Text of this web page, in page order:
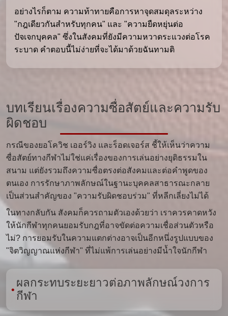
อย่างไรก็ตาม ความท้าทายคือการหาจุดสมดุลระหว่าง
"กฎเดียวกันสำหรับทุกคน" และ "ความยืดหยุ่นต่อ
ปัจเจกบุคคล" ซึ่งในสังคมที่ยังมีความหวาดระแวงต่อโรค
ระบาด คำตอบนี้ไม่ง่ายที่จะได้มาด้วยฉันทามติ
บทเรียนเรื่องความซื่อสัตย์และความรับ
ผิดชอบ
กรณีของยอโควิช เออร์วิง และร็อดเจอร์ส ชี้ให้เห็นว่าความ
ซื่อสัตย์ทางกีฬาไม่ใช่แค่เรื่องของการเล่นอย่างยุติธรรมใน
สนาม แต่ยังรวมถึงความซื่อตรงต่อสังคมและต่อคำพูดของ
ตนเอง การรักษาภาพลักษณ์ในฐานะบุคคลสาธารณะกลาย
เป็นส่วนสำคัญของ "ความรับผิดชอบร่วม" ที่หลีกเลี่ยงไม่ได้
ในทางกลับกัน สังคมก็ควรถามตัวเองด้วยว่า เราควรคาดหวัง
ให้นักกีฬาทุกคนยอมรับกฎที่อาจขัดต่อความเชื่อส่วนตัวหรือ
ไม่? การยอมรับในความแตกต่างอาจเป็นอีกหนึ่งรูปแบบของ
"จิตวิญญาณแห่งกีฬา" ที่ไม่แพ้การเล่นอย่างมีน้ำใจนักกีฬา
ผลกระทบระยะยาวต่อภาพลักษณ์วงการ
กีฬา